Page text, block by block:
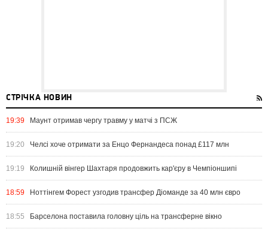
СТРІЧКА НОВИН
19:39 Маунт отримав чергу травму у матчі з ПСЖ
19:20 Челсі хоче отримати за Енцо Фернандеса понад £117 млн
19:19 Колишній вінгер Шахтаря продовжить кар'єру в Чемпіоншипі
18:59 Ноттінгем Форест узгодив трансфер Діоманде за 40 млн євро
18:55 Барселона поставила головну ціль на трансферне вікно